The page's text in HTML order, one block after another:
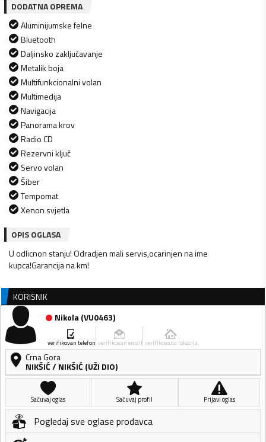
DODATNA OPREMA
Aluminijumske felne
Bluetooth
Daljinsko zaključavanje
Metalik boja
Multifunkcionalni volan
Multimedija
Navigacija
Panorama krov
Radio CD
Rezervni ključ
Servo volan
Šiber
Tempomat
Xenon svjetla
OPIS OGLASA
U odlicnon stanju! Odradjen mali servis,ocarinjen na ime
kupca!Garancija na km!
KORISNIK
Nikola(VU0463)
verifikovan telefon verifikovan email verifikovana lokacija
Crna Gora
NIKŠIĆ/ NIKŠIĆ (UŽI DIO)
Sačuvaj oglas Sačuvaj profil Prijavi oglas
Pogledaj sve oglase prodavca